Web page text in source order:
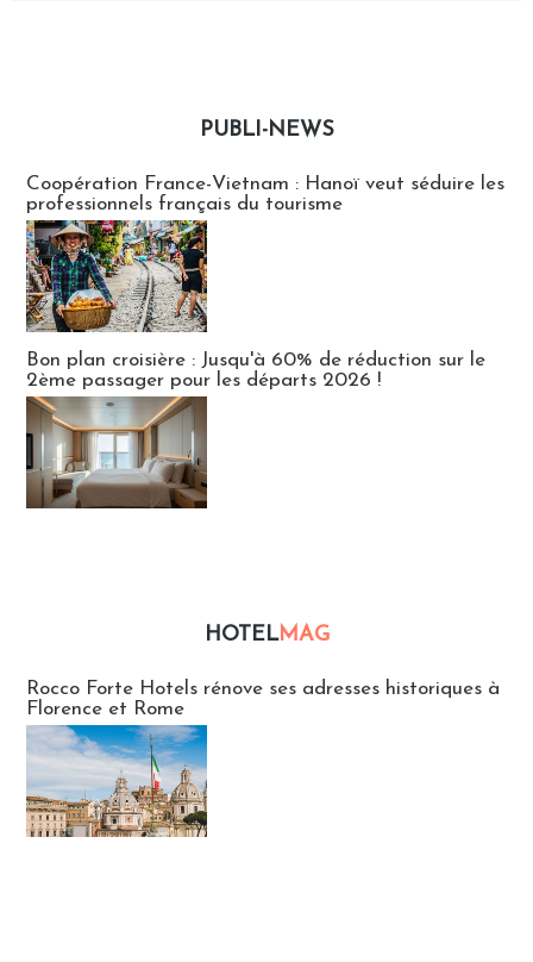
PUBLI-NEWS
Coopération France-Vietnam : Hanoï veut séduire les
professionnels français du tourisme
Bon plan croisière : Jusqu'à 60% de réduction sur le
2ème passager pour les départs 2026 !
HOTELMAG
Rocco Forte Hotels rénove ses adresses historiques à
Florence et Rome